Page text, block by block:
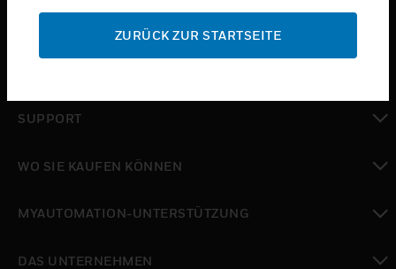
toggle view
toggle view
toggle view
SUPPORT
WO SIE KAUFEN KÖNNEN
MYAUTOMATION-UNTERSTÜTZUNG
DAS UNTERNEHMEN
ZURÜCK ZUR STARTSEITE